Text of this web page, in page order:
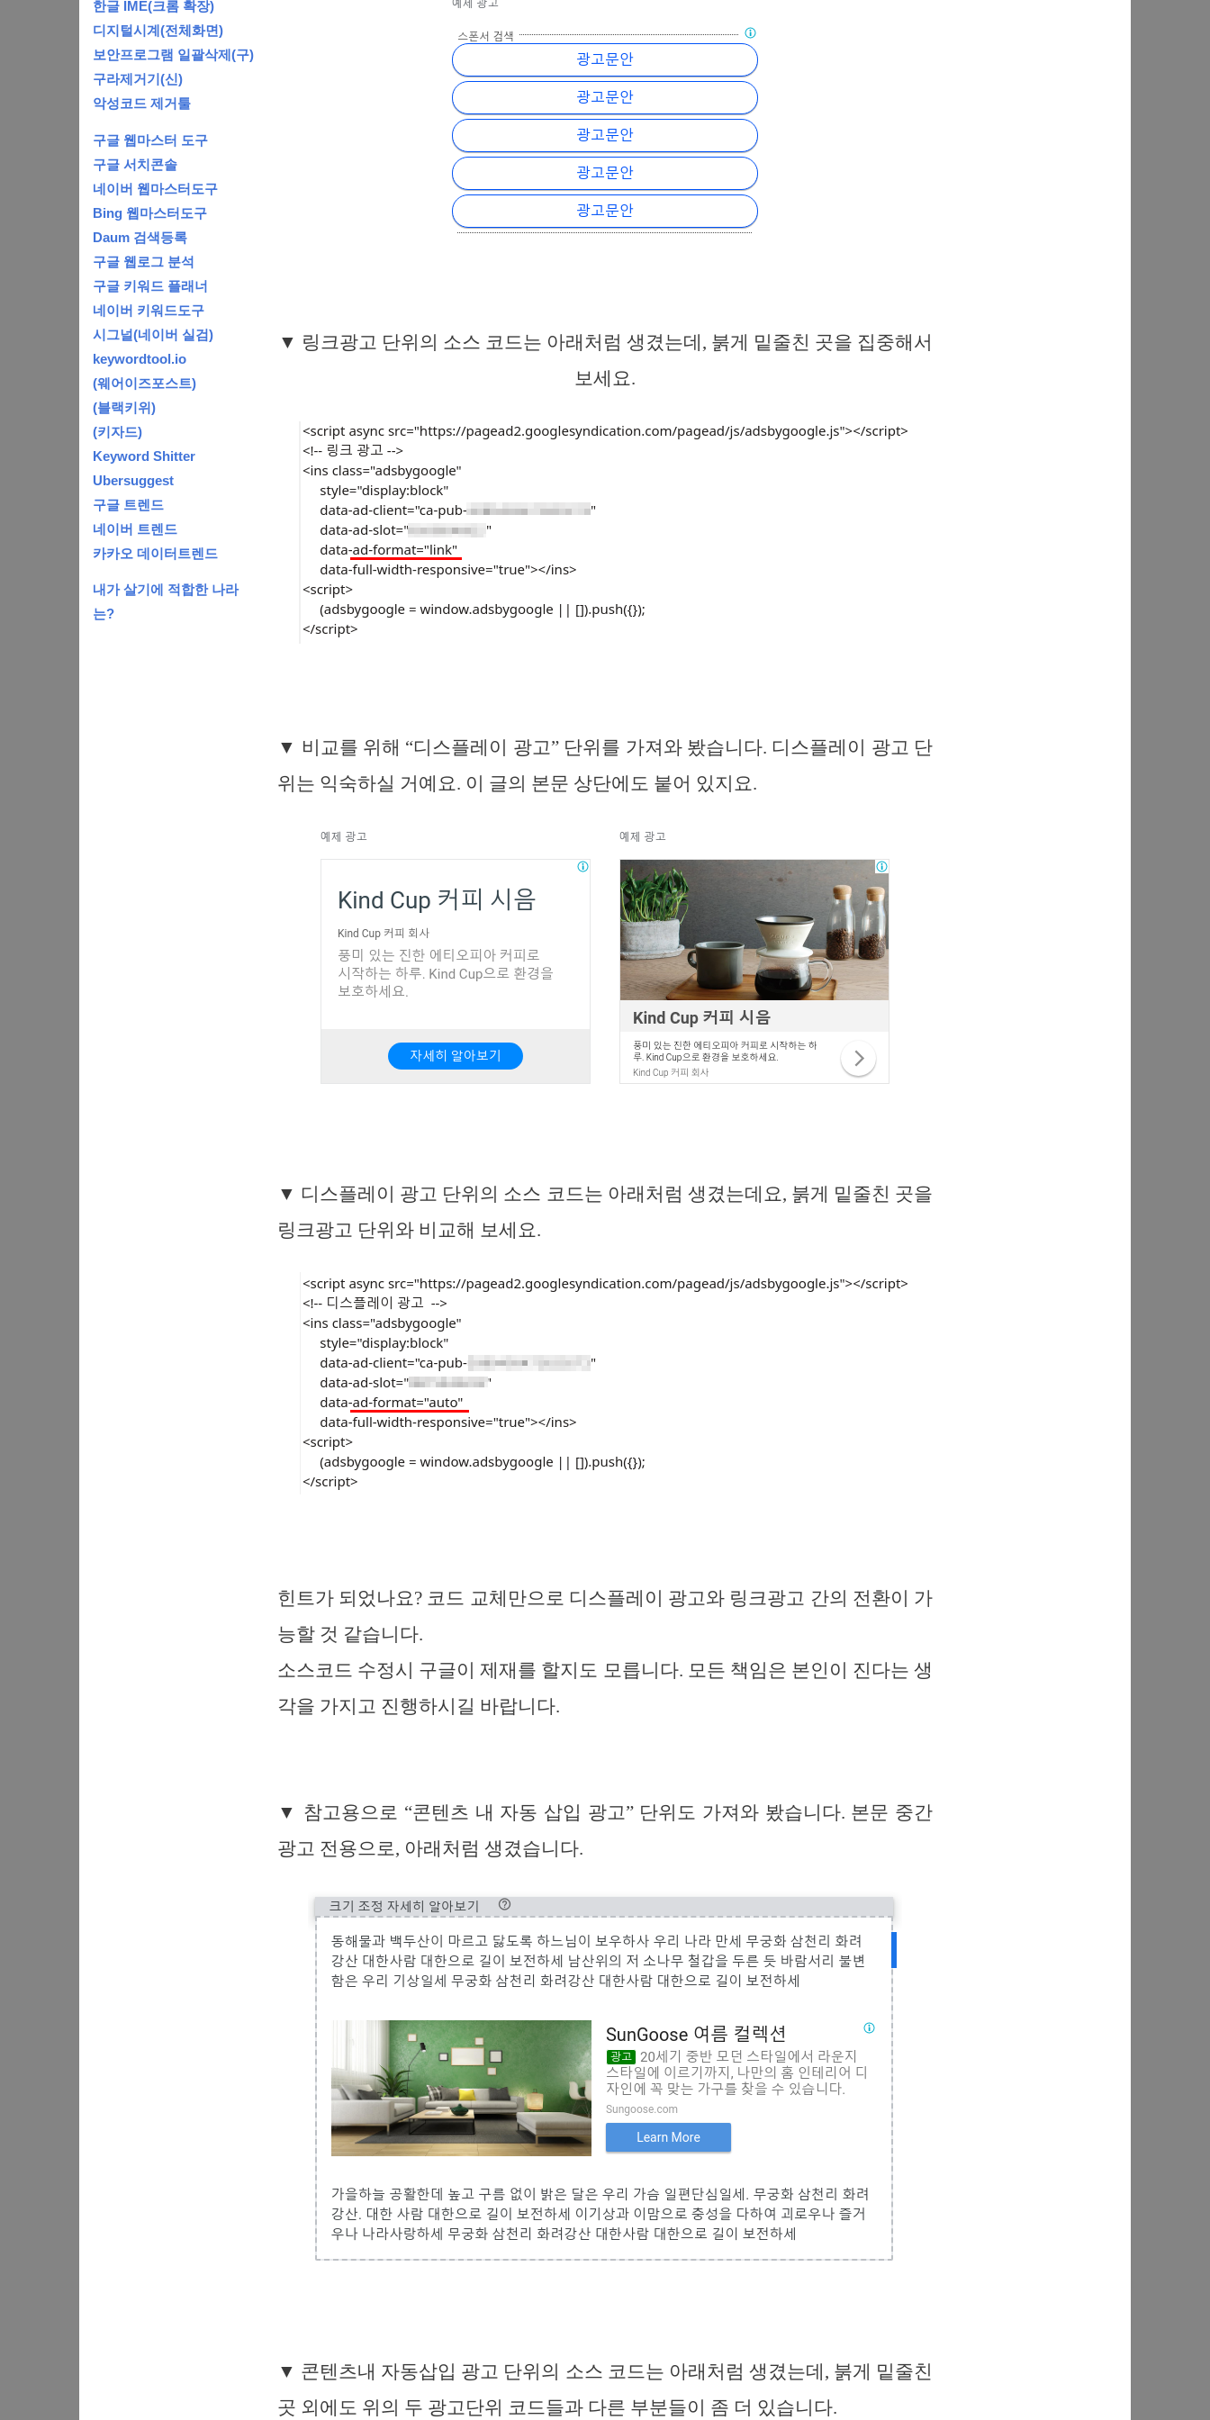
▼ 링크광고 단위의 소스 코드는 아래처럼 생겼는데, 붉게 밑줄친 곳을 집중해서
보세요.
▼ 비교를 위해 “디스플레이 광고” 단위를 가져와 봤습니다. 디스플레이 광고 단
위는 익숙하실 거예요. 이 글의 본문 상단에도 붙어 있지요.
▼ 디스플레이 광고 단위의 소스 코드는 아래처럼 생겼는데요, 붉게 밑줄친 곳을
링크광고 단위와 비교해 보세요.
힌트가 되었나요? 코드 교체만으로 디스플레이 광고와 링크광고 간의 전환이 가
능할 것 같습니다.
소스코드 수정시 구글이 제재를 할지도 모릅니다. 모든 책임은 본인이 진다는 생
각을 가지고 진행하시길 바랍니다.
▼ 참고용으로 “콘텐츠 내 자동 삽입 광고” 단위도 가져와 봤습니다. 본문 중간
광고 전용으로, 아래처럼 생겼습니다.
▼ 콘텐츠내 자동삽입 광고 단위의 소스 코드는 아래처럼 생겼는데, 붉게 밑줄친
곳 외에도 위의 두 광고단위 코드들과 다른 부분들이 좀 더 있습니다.
한글 IME(크롬 확장)
디지털시계(전체화면)
보안프로그램 일괄삭제(구)
구라제거기(신)
악성코드 제거툴
구글 웹마스터 도구
구글 서치콘솔
네이버 웹마스터도구
Bing 웹마스터도구
Daum 검색등록
구글 웹로그 분석
구글 키워드 플래너
네이버 키워드도구
시그널(네이버 실검)
keywordtool.io
(웨어이즈포스트)
(블랙키위)
(키자드)
Keyword Shitter
Ubersuggest
구글 트렌드
네이버 트렌드
카카오 데이터트렌드
내가 살기에 적합한 나라
는?